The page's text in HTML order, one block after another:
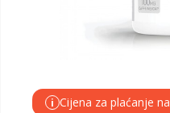
i Cijena za plaćanje